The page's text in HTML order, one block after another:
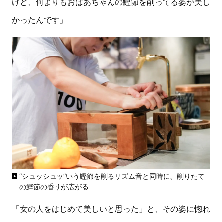
かったんです」
“シュッシュッ”いう鰹節を削るリズム音と同時に、削りたて
の鰹節の香りが広がる
「女の人をはじめて美しいと思った」と、その姿に惚れ